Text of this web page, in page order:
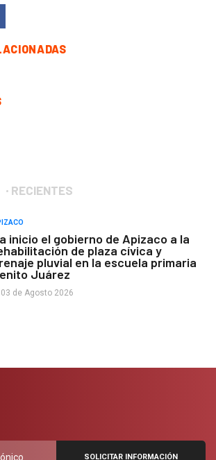
RECIENTES
inicio el gobierno de Apizaco a la
de plaza cívica y
pluvial en la escuela primaria
Juárez
de Agosto 2026